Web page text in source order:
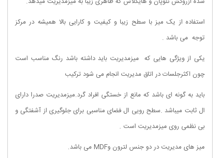
استفاده از یک میز با سطح زیبا و کیفیت و کارایی بالا همیشه در مرکز
توجه می باشد .
یکی از ویژگی هایی که میزمدیریت باید داشته باشد رنگ مناسب است
چون اکثرجلسات در اتاق مدیریت انجام می شود ترکیب
باید به گونه ای باشد که مانع از خستگی افراد گرد.میزمدیریت صدرا دارای
ال ثابت میباشد .سطح رویی ال فضای مناسبی برای جلوگیری از آشفتگی و
بی نظمی روی میزمدیریت است .
میز های مدیریت در دو جنس لترون وMDF می باشد.